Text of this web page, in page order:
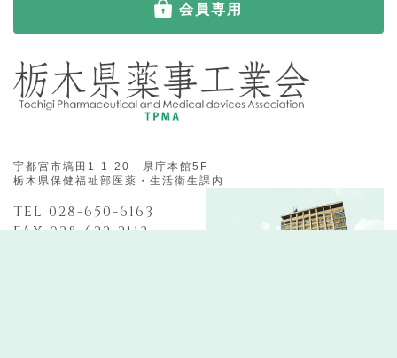
会員専用
宇都宮市塙田1-1-20 県庁本館5F
栃木県保健福祉部医薬・生活衛生課内
TEL 028-650-6163
FAX 028-622-2113